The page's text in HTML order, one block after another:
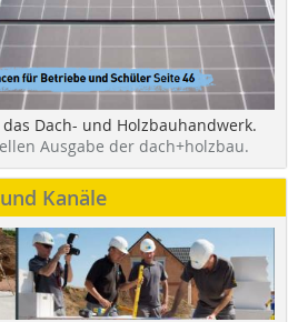
Dach- und Holzbauhandwerk.
Ausgabe der dach+holzbau.
Kanäle